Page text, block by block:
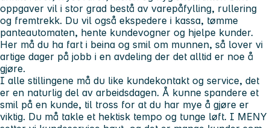
oppgaver vil i stor grad bestå av varepåfylling, rullering
og fremtrekk. Du vil også ekspedere i kassa, tømme
panteautomaten, hente kundevogner og hjelpe kunder.
Her må du ha fart i beina og smil om munnen, så lover vi
artige dager på jobb i en avdeling der det alltid er noe å
gjøre.
I alle stillingene må du like kundekontakt og service, det
er en naturlig del av arbeidsdagen. Å kunne spandere et
smil på en kunde, til tross for at du har mye å gjøre er
viktig. Du må takle et hektisk tempo og tunge løft. I MENY